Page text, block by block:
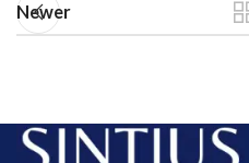
Newer